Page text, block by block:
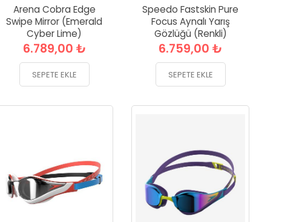
Arena Cobra Edge
Swipe Mirror (Emerald
Cyber Lime)
6.789,00 ₺
SEPETE EKLE
Speedo Fastskin Pure
Focus Aynalı Yarış
Gözlüğü (Renkli)
6.759,00 ₺
SEPETE EKLE